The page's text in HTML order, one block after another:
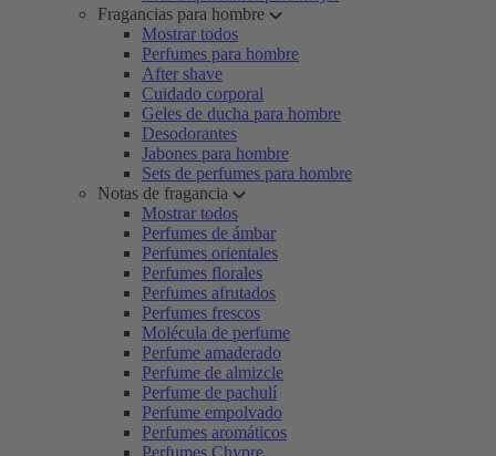
Fragancias para hombre
Mostrar todos
Perfumes para hombre
After shave
Cuidado corporal
Geles de ducha para hombre
Desodorantes
Jabones para hombre
Sets de perfumes para hombre
Notas de fragancia
Mostrar todos
Perfumes de ámbar
Perfumes orientales
Perfumes florales
Perfumes afrutados
Perfumes frescos
Molécula de perfume
Perfume amaderado
Perfume de almizcle
Perfume de pachulí
Perfume empolvado
Perfumes aromáticos
Perfumes Chypre